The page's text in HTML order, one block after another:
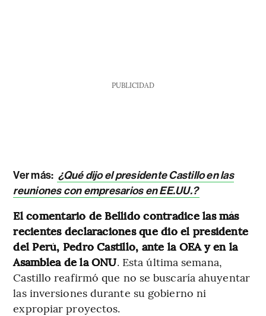
PUBLICIDAD
Ver más: ¿Qué dijo el presidente Castillo en las
reuniones con empresarios en EE.UU.?
El comentario de Bellido contradice las más
recientes declaraciones que dio el presidente
del Perú, Pedro Castillo, ante la OEA y en la
Asamblea de la ONU. Esta última semana,
Castillo reafirmó que no se buscaría ahuyentar
las inversiones durante su gobierno ni
expropiar proyectos.